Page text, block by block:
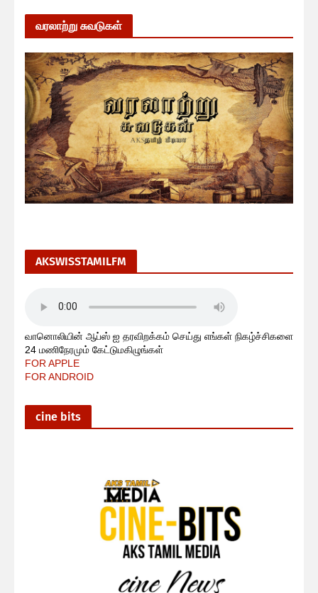
வரலாற்று சுவடுகள்
AKSWISSTAMILFM
வானொலியின் ஆப்ஸ் ஐ தரவிறக்கம் செய்து எங்கள் நிகழ்ச்சிகளை
24 மணிநேரமும் கேட்டுமகிழுங்கள்
FOR APPLE
FOR ANDROID
cine bits